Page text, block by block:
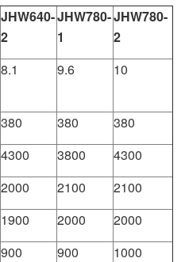
JHW640-
2
JHW780-
1
JHW780-
2
8.1 9.6 10
380 380
380
4300 3800
4300
2000 2100
2100
1900 2000
2000
900 900 1000